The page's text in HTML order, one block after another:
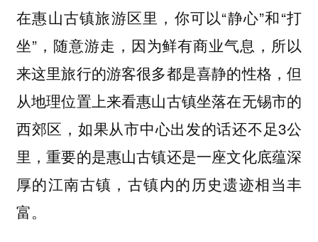
在惠山古镇旅游区里，你可以“静心”和“打
坐”，随意游走，因为鲜有商业气息 ，所以
来这里旅行的游客很多都是喜静的性格，但
从地理位置上来看惠山古镇坐落在无锡市的
西郊区，如果从市中心出发的话还不足3公
里，重要的是惠山古镇还是一座文化底蕴深
厚的江南古镇，古镇内的历史遗迹相当丰
富。